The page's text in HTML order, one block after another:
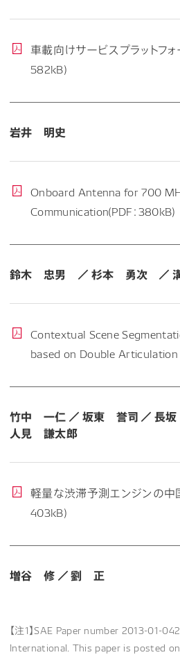
車載向けサービスプラットフ
582kB)
岩井 明史
Onboard Antenna for 700
Communication(PDF：380kB)
鈴木 忠男 ／ 杉本 勇次 ／
Contextual Scene
based on Double Articulation
竹中 一仁 ／ 坂東 誉司 ／ 長
人見 謙太郎
軽量な渋滞予測エンジンの中
403kB)
増谷 修 ／ 劉 正
【注1】SAE Paper number 2013-01-
International. This paper is posted